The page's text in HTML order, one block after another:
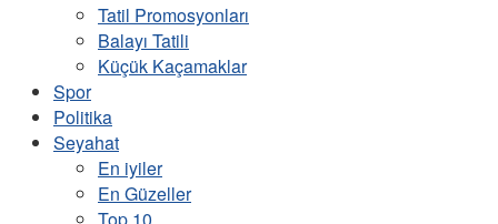
Tatil Promosyonları
Balayı Tatili
Küçük Kaçamaklar
Spor
Politika
Seyahat
En iyiler
En Güzeller